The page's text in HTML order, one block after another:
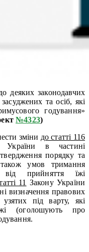
деяких законодавчих
та осіб, які
годування»
№4323)
зміни до статті 116
України в частині
порядку та
умов тримання
від прийняття їжі
11 Закону України
визначення правових
під варту, які
(оголошують про